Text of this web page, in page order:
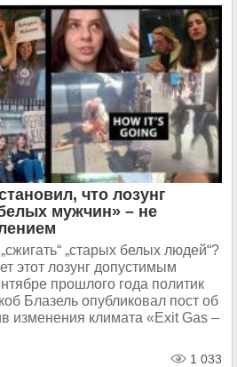
что лозунг
мужчин» – не
„старых белых людей“?
этот лозунг допустимым
прошлого года политик
Блазель опубликовал пост об
изменения климата «Exit Gas –
1 033